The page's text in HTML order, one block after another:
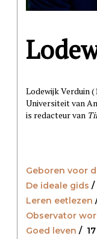
Lodewijk Verduin
Universiteit van
is redacteur van
Geboren voor
De ideale gids /
Leren eetlezen
Observator
Goed leven /